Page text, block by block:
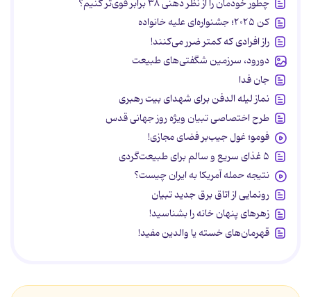
چطور خودمان را از نظر ذهنی ۳۸ برابر قوی‌تر کنیم؟
کن ۲۰۲۵؛ جشنواره‌ای علیه خانواده
راز افرادی که کمتر ضرر می‌کنند!
دورود، سرزمین شگفتی‌های طبیعت
جان فدا
نماز لیله الدفن برای شهدای بیت رهبری
طرح اختصاصی تبیان ویژه روز جهانی قدس
فومو؛ غول جیب‌بر فضای مجازی!
۵ غذای سریع و سالم برای طبیعت‌گردی
نتیجه حمله آمریکا به ایران چیست؟
رونمایی از اتاق برق جدید تبیان
زهرهای پنهان خانه را بشناسید!
قهرمان‌های خسته یا والدین مفید!